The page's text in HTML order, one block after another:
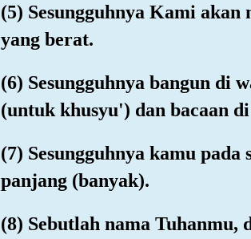
(5) Sesungguhnya Kami
yang berat.
(6) Sesungguhnya bangun di
(untuk khusyu') dan bacaan
(7) Sesungguhnya kamu
panjang (banyak).
(8) Sebutlah nama Tuhanmu,